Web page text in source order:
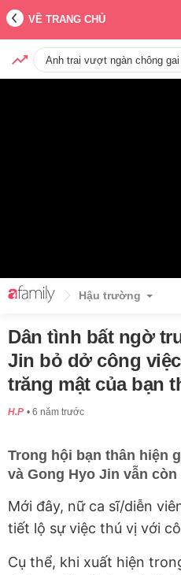
VỀ TRANG CHỦ
Anh trai vượt ngàn chông gai
Hậu trường
Dân tình bất ngờ
Jin bỏ dở công
trăng mật của bạn
H.P 6 năm trước
Trong hội bạn thân hiện
và Gong Hyo Jin vẫn còn
Mới đây, nữ ca sĩ/diễn
tiết lộ sự việc thú vị với
Cụ thể, khi xuất hiện